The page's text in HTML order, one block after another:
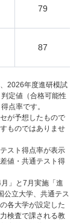
79
87
2026年度進研模試
定値（合格可能性
点率です。
が予想したもので
ものではありませ
スト得点率が表示
値・共通テスト得
」と7月実施「進
立大学、共通テス
各大学が設定した
検査で課される教